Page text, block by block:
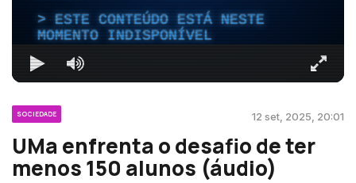
ESTE CONTEÚDO ESTÁ NESTE
MOMENTO INDISPONÍVEL
SOCIEDADE 12 set, 2025, 20:01
UMa enfrenta o desafio de ter
menos 150 alunos (áudio)